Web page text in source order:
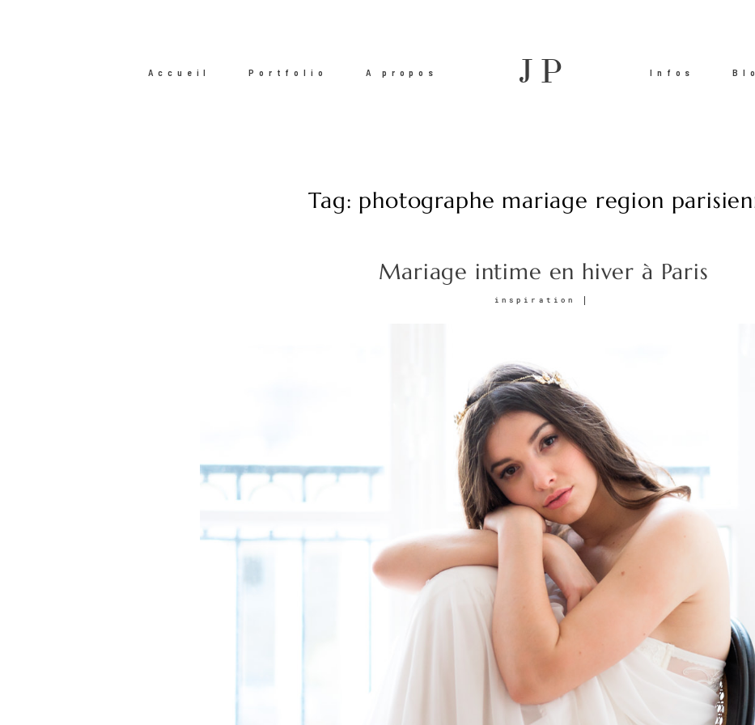
Accueil Portfolio A propos JP Infos
Tag: photographe mariage region
Mariage intime en hiver à Paris
inspiration